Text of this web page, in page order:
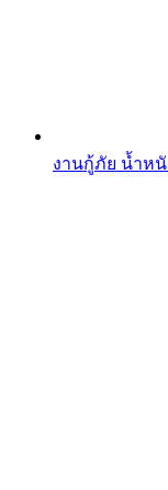
งานกู้ภัย น้ำหนั